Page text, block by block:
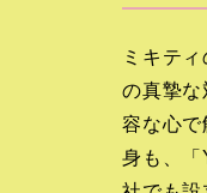
ミキテ
の真摯
容な心
身も、